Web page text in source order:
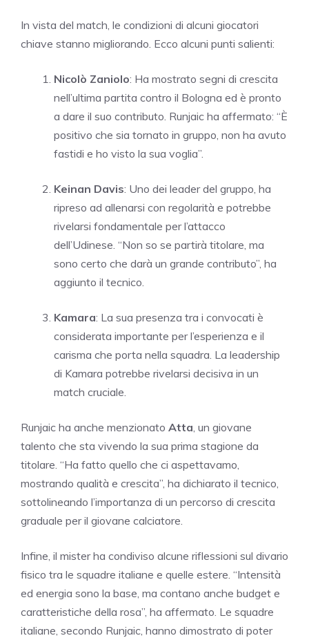
In vista del match, le condizioni di alcuni giocatori
chiave stanno migliorando. Ecco alcuni punti salienti:
Nicolò Zaniolo: Ha mostrato segni di crescita
nell’ultima partita contro il Bologna ed è pronto
a dare il suo contributo. Runjaic ha affermato: “È
positivo che sia tornato in gruppo, non ha avuto
fastidi e ho visto la sua voglia”.
Keinan Davis: Uno dei leader del gruppo, ha
ripreso ad allenarsi con regolarità e potrebbe
rivelarsi fondamentale per l’attacco
dell’Udinese. “Non so se partirà titolare, ma
sono certo che darà un grande contributo”, ha
aggiunto il tecnico.
Kamara: La sua presenza tra i convocati è
considerata importante per l’esperienza e il
carisma che porta nella squadra. La leadership
di Kamara potrebbe rivelarsi decisiva in un
match cruciale.
Runjaic ha anche menzionato Atta , un giovane
talento che sta vivendo la sua prima stagione da
titolare. “Ha fatto quello che ci aspettavamo,
mostrando qualità e crescita”, ha dichiarato il tecnico,
sottolineando l’importanza di un percorso di crescita
graduale per il giovane calciatore.
Infine, il mister ha condiviso alcune riflessioni sul divario
fisico tra le squadre italiane e quelle estere. “Intensità
ed energia sono la base, ma contano anche budget e
caratteristiche della rosa”, ha affermato. Le squadre
italiane, secondo Runjaic, hanno dimostrato di poter